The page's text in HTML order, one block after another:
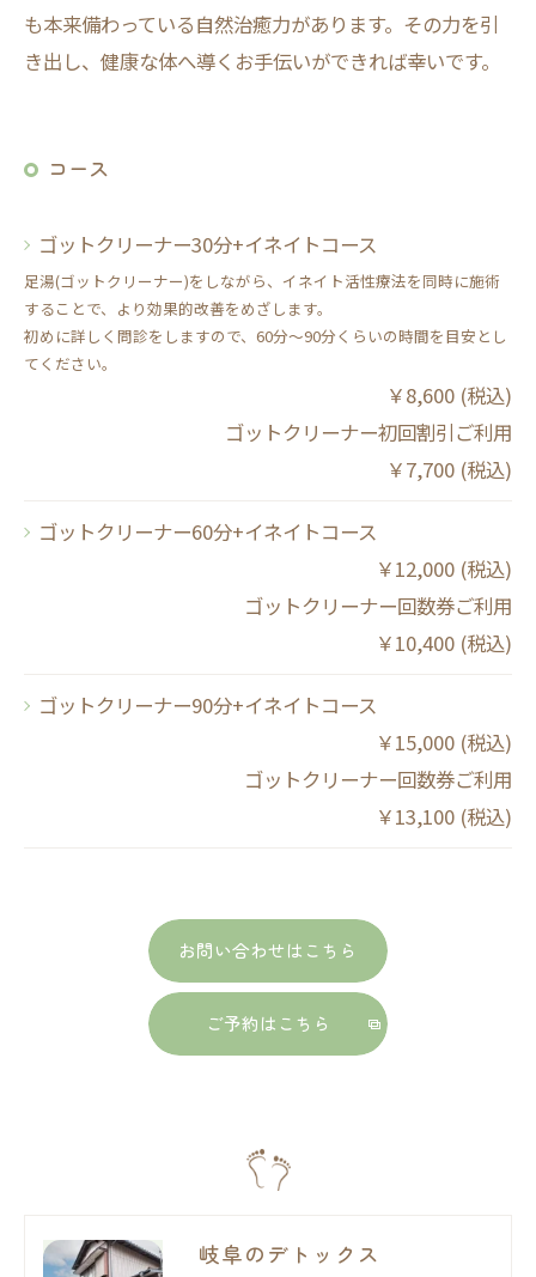
も本来備わっている自然治癒力があります。その力を引
き出し、健康な体へ導くお手伝いができれば幸いです。
コース
ゴットクリーナー30分+イネイトコース
足湯(ゴットクリーナー)をしながら、イネイト活性療法を同時に施術
することで、より効果的改善をめざします。
初めに詳しく問診をしますので、60分〜90分くらいの時間を目安とし
てください。
￥8,600 (税込)
ゴットクリーナー初回割引ご利用
￥7,700 (税込)
ゴットクリーナー60分+イネイトコース
￥12,000 (税込)
ゴットクリーナー回数券ご利用
￥10,400 (税込)
ゴットクリーナー90分+イネイトコース
￥15,000 (税込)
ゴットクリーナー回数券ご利用
￥13,100 (税込)
お問い合わせはこちら
ご予約はこちら
岐阜のデトックス